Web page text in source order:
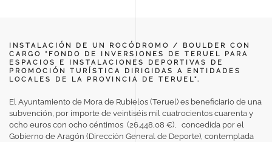
INSTALACIÓN DE UN ROCÓDROMO / BOULDER CON
CARGO “FONDO DE INVERSIONES DE TERUEL PARA
ESPACIOS E INSTALACIONES DEPORTIVAS DE
PROMOCIÓN TURÍSTICA DIRIGIDAS A ENTIDADES
LOCALES DE LA PROVINCIA DE TERUEL”.
El Ayuntamiento de Mora de Rubielos (Teruel) es beneficiario de una
subvención, por importe de veintiséis mil cuatrocientos cuarenta y
ocho euros con ocho céntimos (26.448,08 €), concedida por el
Gobierno de Aragón (Dirección General de Deporte), contemplada